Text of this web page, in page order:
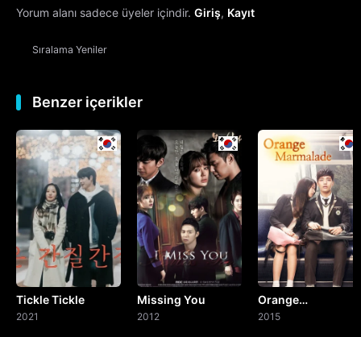
13. Bölüm
14. Bölüm
15. Bölüm
16. Bölüm Final
Yorum alanı sadece üyeler içindir. Giriş, Kayıt
Sıralama Yeniler
Benzer içerikler
Tickle Tickle
2021
Missing You
2012
Orange
Marmalade
2015